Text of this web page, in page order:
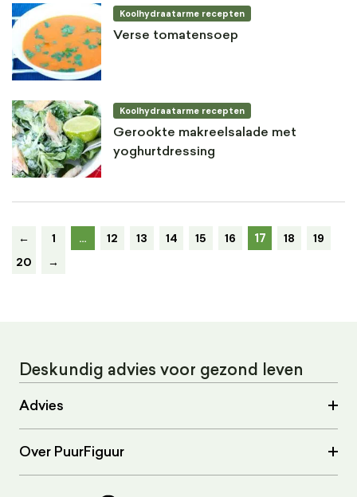
Koolhydraatarme recepten
Verse tomatensoep
Koolhydraatarme recepten
Gerookte makreelsalade met
yoghurtdressing
← 1 … 12 13 14 15 16 17 18
19
20
→
Deskundig advies voor gezond leven
Advies
Over PuurFiguur